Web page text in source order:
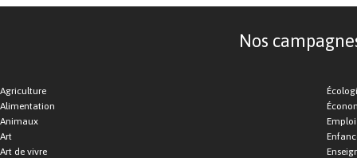
Nos
Agriculture
Alimentation
Animaux
Art
Art de vivre
Emploi